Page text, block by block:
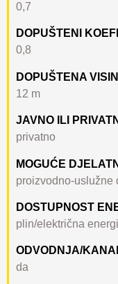
0,7
DOPUŠTENI
0,8
DOPUŠTENA
12 m
JAVNO ILI
privatno
MOGUĆE
proizvodno-uslužne
DOSTUPNOST
plin/električna
ODVODNJA/
da